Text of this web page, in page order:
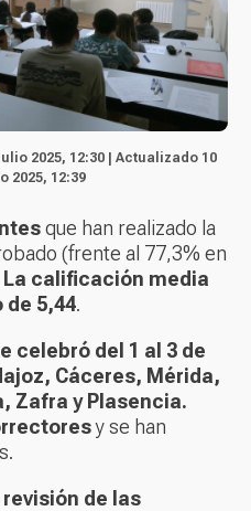
2025, 12:30 | Actualizado 10
2025, 12:39
que han realizado la
(frente al 77,3% en
La calificación media
de 5,44.
celebró del 1 al 3 de
Cáceres, Mérida,
Zafra y Plasencia.
y se han
de las